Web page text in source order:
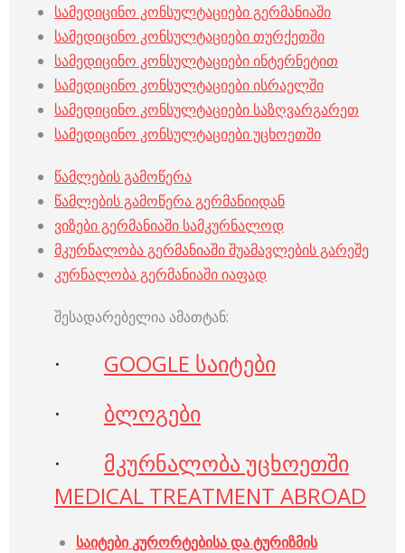
სამედიცინო კონსულტაციები გერმანიაში
სამედიცინო კონსულტაციები თურქეთში
სამედიცინო კონსულტაციები ინტერნეტით
სამედიცინო კონსულტაციები ისრაელში
სამედიცინო კონსულტაციები საზღვარგარეთ
სამედიცინო კონსულტაციები უცხოეთში
წამლების გამოწერა
წამლების გამოწერა გერმანიიდან
ვიზები გერმანიაში სამკურნალოდ
მკურნალობა გერმანიაში შუამავლების გარეშე
კურნალობა გერმანიაში იაფად
შესადარებელია ამათტან:
· GOOGLE საიტები
· ბლოგები
· მკურნალობა უცხოეთში
MEDICAL TREATMENT ABROAD
საიტებიკურორტებისადატურიზმის